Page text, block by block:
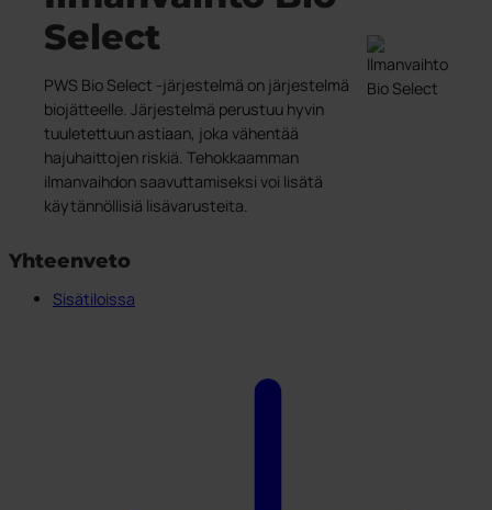
Jäteastiat
Pohjasta tyhjennettävät säiliöt
Roskakorit
Vaarallinen jäte
Tarrat
Bio Select
Duo Select
Pohjasta tyhjennettävät säiliöt
UWS
Astiatalli astiat ulkotiloihin
PWS tukee Rynkebytä
Kehitetty Pohjoismaissa
Sertifioinnit, laatu ja ergonomia
Palvelut
Astioiden käsittely
Ympäristötalouden strategia
Huolto ja korjaukset
Kestävä kehitys
Kiertotalous PWS:llä
Jätteestä Resurssiksi
Astioiden kierrätys
PWS kantaa vastuuta ympäristöstä
Kestävyysraportti
Yhteystiedot
Select
PWS Bio Select -järjestelmä on järjestelmä
biojätteelle. Järjestelmä perustuu hyvin
tuuletettuun astiaan, joka vähentää
hajuhaittojen riskiä. Tehokkaamman
ilmanvaihdon saavuttamiseksi voi lisätä
käytännöllisiä lisävarusteita.
Yhteenveto
Sisätiloissa